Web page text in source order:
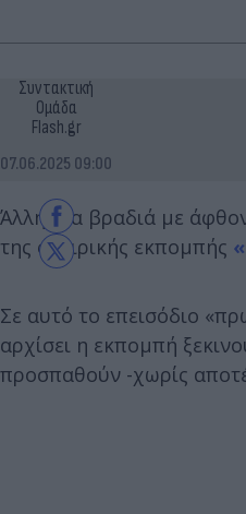
Συντακτική
Ομάδα
Flash.gr
07.06.2025 09:00
Άλλη μια βραδιά με
της σατιρικής εκπομπής
Σε αυτό το επεισόδιο
αρχίσει η εκπομπή
προσπαθούν -χωρίς